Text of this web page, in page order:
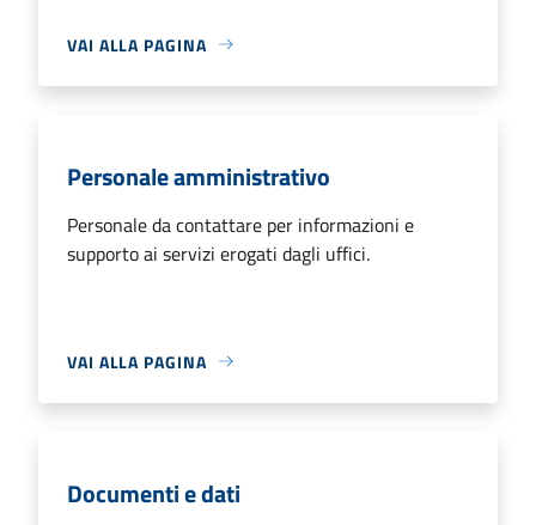
VAI ALLA PAGINA
Personale amministrativo
Personale da contattare per informazioni e
supporto ai servizi erogati dagli uffici.
VAI ALLA PAGINA
Documenti e dati